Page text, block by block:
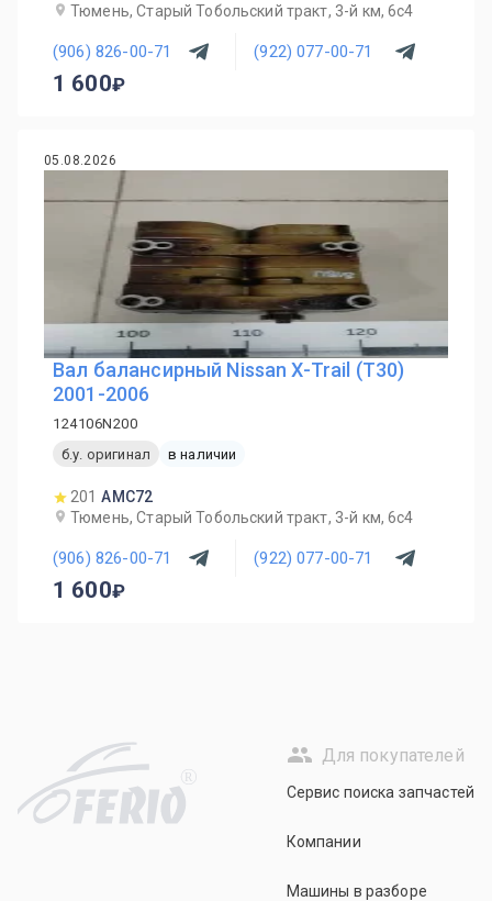
Тюмень, Старый Тобольский тракт, 3-й км, 6с4
(906) 826-00-71 (922) 077-00-71
1 600
05.08.2026
Вал балансирный Nissan X-Trail (T30)
2001-2006
124106N200
б.у. оригинал
в наличии
201 AMC72
Тюмень, Старый Тобольский тракт, 3-й км, 6с4
(906) 826-00-71 (922) 077-00-71
1 600
R
Для покупателей
Сервис поиска запчастей
Компании
Машины в разборе